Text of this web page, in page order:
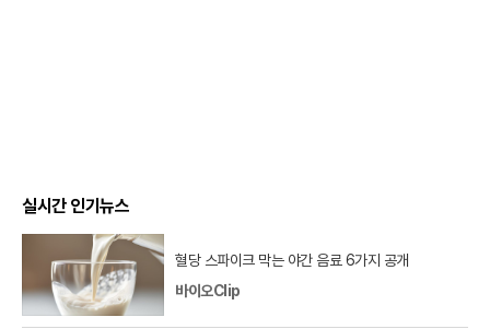
실시간 인기뉴스
혈당 스파이크 막는 야간 음료 6가지 공개
바이오Clip